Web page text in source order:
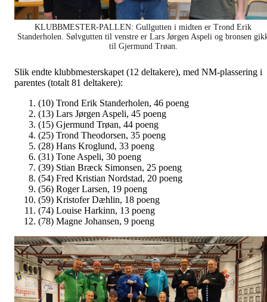
KLUBBMESTER-PALLEN: Gullgutten i midten er Trond Erik
Standerholen. Sølvgutten til venstre er Lars Jørgen Aspeli og bronsen
til Gjermund Trøan.
Slik endte klubbmesterskapet (12 deltakere), med NM-plassering i
parentes (totalt 81 deltakere):
(10) Trond Erik Standerholen, 46 poeng
(13) Lars Jørgen Aspeli, 45 poeng
(15) Gjermund Trøan, 44 poeng
(25) Trond Theodorsen, 35 poeng
(28) Hans Kroglund, 33 poeng
(31) Tone Aspeli, 30 poeng
(39) Stian Bræck Simonsen, 25 poeng
(54) Fred Kristian Nordstad, 20 poeng
(56) Roger Larsen, 19 poeng
(59) Kristofer Dæhlin, 18 poeng
(74) Louise Harkinn, 13 poeng
(78) Magne Johansen, 9 poeng